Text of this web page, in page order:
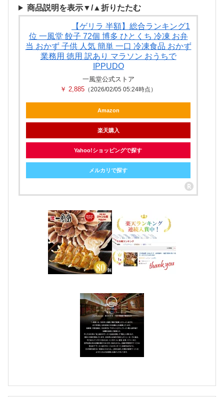
商品説明を表示▼/▲折りたたむ
【ゲリラ 半額】総合ランキング1
位 一風堂 餃子 72個 博多 ひとくち 冷凍 お弁
当 おかず 子供 人気 簡単 一口 冷凍食品 おかず
業務用 徳用 訳あり マラソン おうちで
IPPUDO
一風堂公式ストア
￥ 2,885 （2026/02/05 05:24時点）
Amazon
楽天購入
Yahoo!ショッピングで探す
メルカリで探す